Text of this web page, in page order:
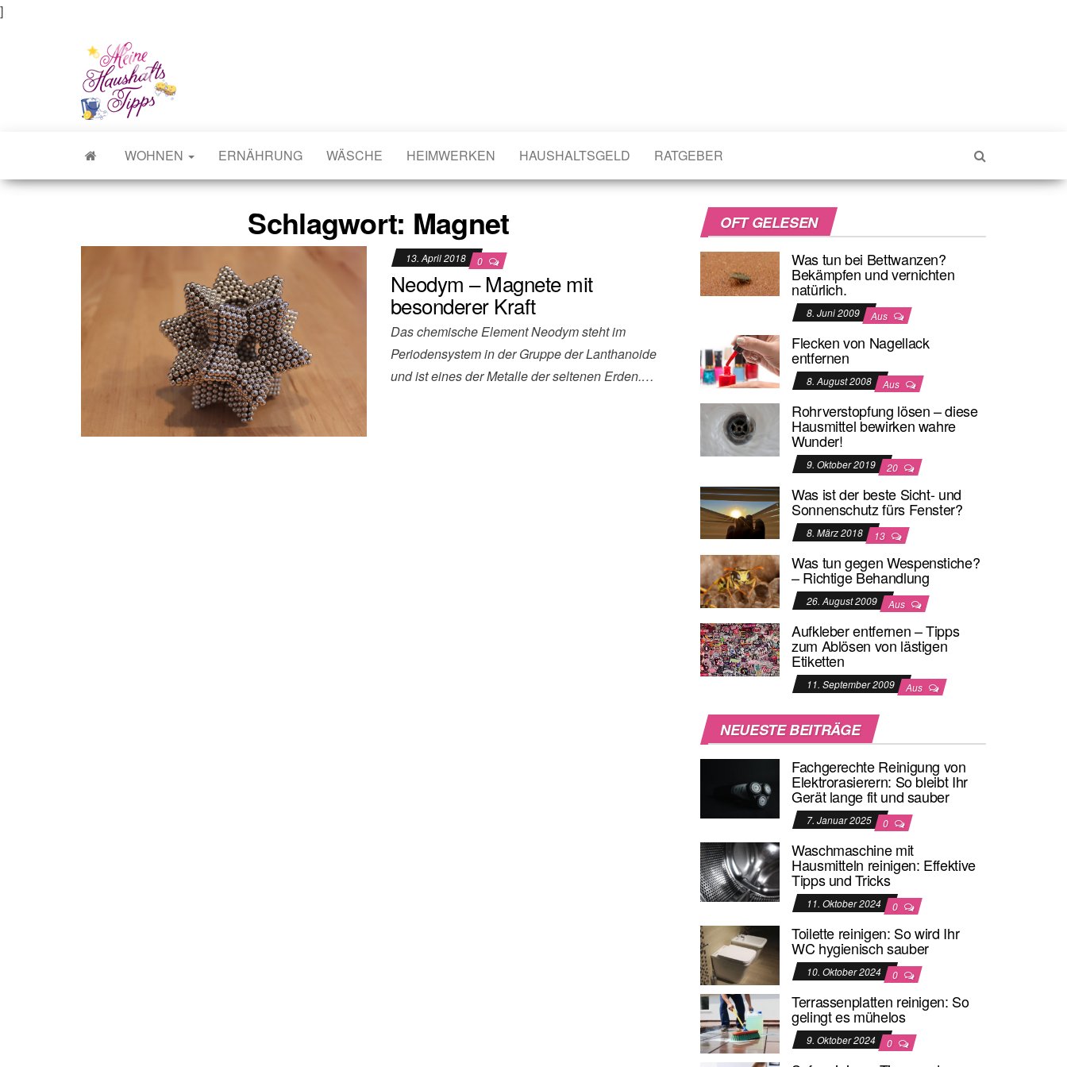
]
Meine Haushaltstipps
Das bisschen Haushalt . . .
WOHNEN ERNÄHRUNG WÄSCHE HEIMWERKEN HAUSHALTSGELD RATGEBER
Schlagwort: Magnet
13. April 2018 0
Neodym – Magnete mit
besonderer Kraft
Das chemische Element Neodym steht im
Periodensystem in der Gruppe der Lanthanoide
und ist eines der Metalle der seltenen Erden.…
OFT GELESEN
Was tun bei Bettwanzen?
Bekämpfen und vernichten
natürlich.
8. Juni 2009 Aus
Flecken von Nagellack
entfernen
8. August 2008 Aus
Rohrverstopfung lösen – diese
Hausmittel bewirken wahre
Wunder!
9. Oktober 2019 20
Was ist der beste Sicht- und
Sonnenschutz fürs Fenster?
8. März 2018 13
Was tun gegen Wespenstiche?
– Richtige Behandlung
26. August 2009 Aus
Aufkleber entfernen – Tipps
zum Ablösen von lästigen
Etiketten
11. September 2009 Aus
NEUESTE BEITRÄGE
Fachgerechte Reinigung von
Elektrorasierern: So bleibt Ihr
Gerät lange fit und sauber
7. Januar 2025 0
Waschmaschine mit
Hausmitteln reinigen: Effektive
Tipps und Tricks
11. Oktober 2024 0
Toilette reinigen: So wird Ihr
WC hygienisch sauber
10. Oktober 2024 0
Terrassenplatten reinigen: So
gelingt es mühelos
9. Oktober 2024 0